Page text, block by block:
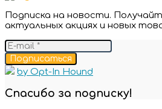
Подписка на новости.
актуальных акциях и новых
Подписаться
by Opt-In Hound
Спасибо за подписку!